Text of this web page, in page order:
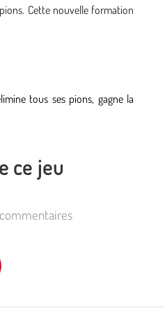
Cette nouvelle formation
tous ses pions, gagne la
ce jeu